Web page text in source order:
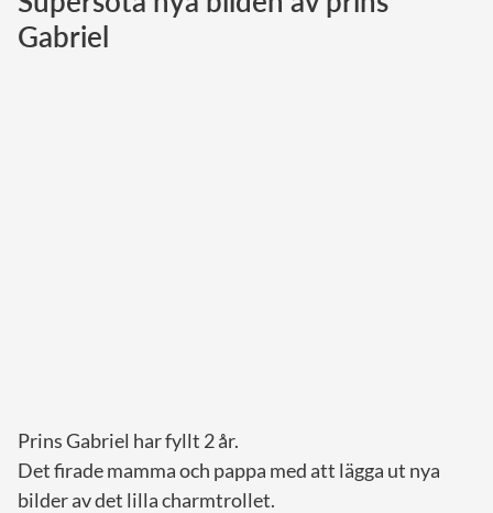
Gabriel
Prins Gabriel har fyllt 2 år.
Det firade mamma och pappa med att lägga ut nya
bilder av det lilla charmtrollet.